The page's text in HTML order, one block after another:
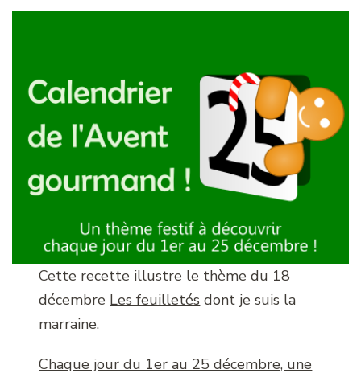
Cette recette illustre le thème du 18
décembre Les feuilletés dont je suis la
marraine.
Chaque jour du 1er au 25 décembre, une